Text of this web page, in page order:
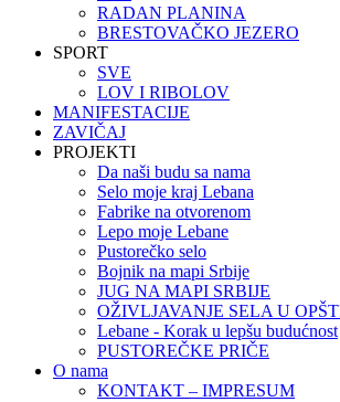
RADAN PLANINA
BRESTOVAČKO JEZERO
SPORT
SVE
LOV I RIBOLOV
MANIFESTACIJE
ZAVIČAJ
PROJEKTI
Da naši budu sa nama
Selo moje kraj Lebana
Fabrike na otvorenom
Lepo moje Lebane
Pustorečko selo
Bojnik na mapi Srbije
JUG NA MAPI SRBIJE
OŽIVLJAVANJE SELA U
Lebane - Korak u lepšu budućnost
PUSTOREČKE PRIČE
O nama
KONTAKT – IMPRESUM